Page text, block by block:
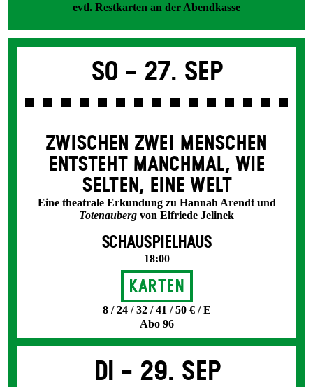
evtl. Restkarten an der Abendkasse
So - 27. Sep
ZWISCHEN ZWEI MENSCHEN
ENT­STEHT MANCH­MAL, WIE
SELTEN, EINE WELT
Eine theatrale Erkundung zu Hannah Arendt und
Totenauberg von Elfriede Jelinek
SCHAUSPIELHAUS
18:00
Karten
8 / 24 / 32 / 41 / 50 € / E
Abo 96
Di - 29. Sep